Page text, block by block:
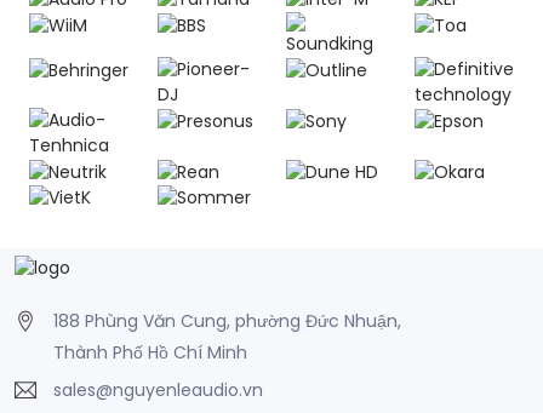
188 Phùng Văn Cung, phường Đức Nhuận,
Thành Phố Hồ Chí Minh
sales@nguyenleaudio.vn